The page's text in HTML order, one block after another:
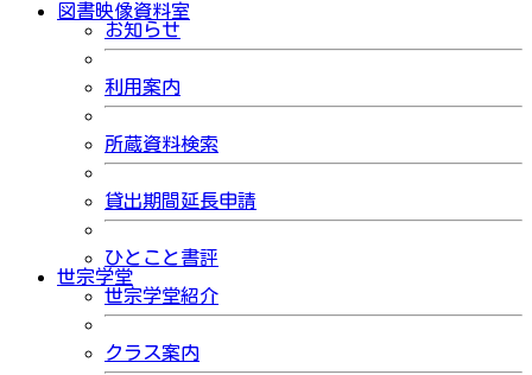
図書映像資料室
お知らせ
利用案内
所蔵資料検索
貸出期間延長申請
ひとこと書評
世宗学堂
世宗学堂紹介
クラス案内